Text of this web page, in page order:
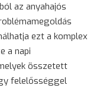
az anyahajós
ezt a komplex
a napi
összetett
felelősséggel